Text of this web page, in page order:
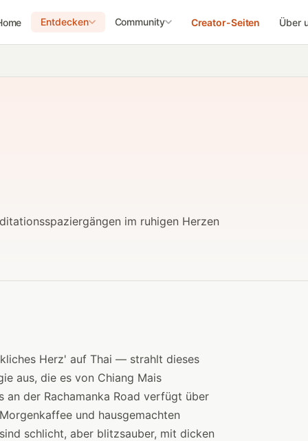
Entdecken Community Creator-Seiten Über
im ruhigen Herzen
Herz' auf Thai — strahlt dieses
aus, die es von Chiang Mais
der Rachamanka Road verfügt über
und hausgemachten
schlicht, aber blitzsauber, mit dicken